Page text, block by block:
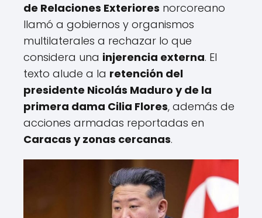
de Relaciones Exteriores norcoreano
llamó a gobiernos y organismos
multilaterales a rechazar lo que
considera una injerencia externa. El
texto alude a la retención del
presidente Nicolás Maduro y de la
primera dama Cilia Flores, además de
acciones armadas reportadas en
Caracas y zonas cercanas.